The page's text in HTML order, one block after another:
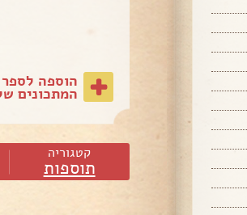
הוספה לספר
המתכונים
קטגוריה
תוספות